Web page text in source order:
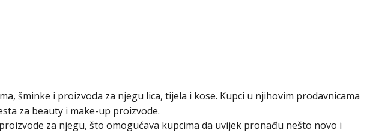
šminke i proizvoda za njegu lica, tijela i kose. Kupci u njihovim prodavnicama
za beauty i make-up proizvode.
za njegu, što omogućava kupcima da uvijek pronađu nešto novo i